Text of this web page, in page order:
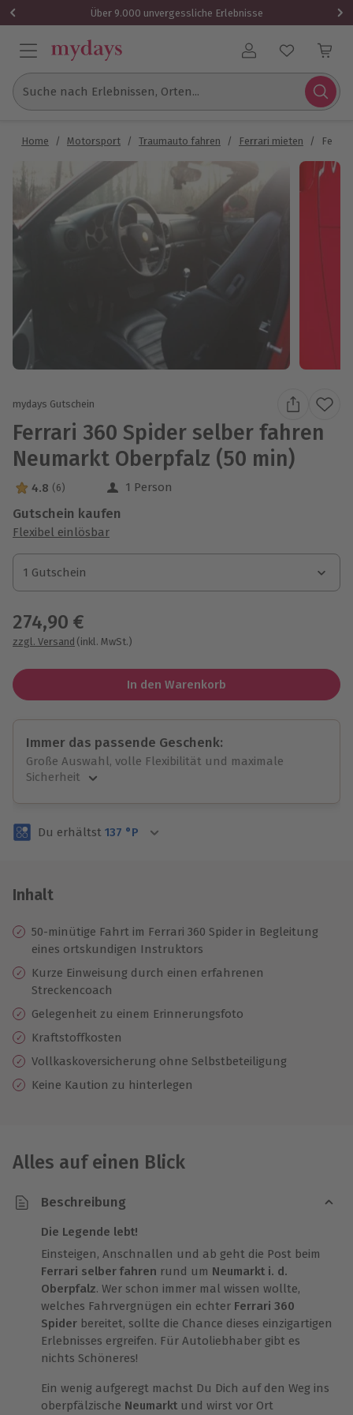
Über 9.000 unvergessliche Erlebnisse
Benutzerkonto
Suche nach Erlebnissen, Orten...
Home / Motorsport / Traumauto fahren / Ferrari mieten /
mydays Gutschein
Ferrari 360 Spider selber fahren
Neumarkt Oberpfalz (50 min)
4.8 Sterne von 5 aus 6 Bewertungen
4.8 (6) 1 Person
Gutschein kaufen
Flexibel einlösbar
1 Gutschein
1 Gutschein
1 Gutschein
274,90 €
zzgl. Versand (inkl. MwSt.)
In den Warenkorb
Immer das passende Geschenk:
Große Auswahl, volle Flexibilität und maximale
Sicherheit
Volle Flexibilität
3 Jahre gültig & verlängerbar.
Du erhältst 137 °P
Inhalt
50-minütige Fahrt im Ferrari 360 Spider in Begleitung
eines ortskundigen Instruktors
Kurze Einweisung durch einen erfahrenen
Streckencoach
Gelegenheit zu einem Erinnerungsfoto
Kraftstoffkosten
Vollkaskoversicherung ohne Selbstbeteiligung
Keine Kaution zu hinterlegen
Alles auf einen Blick
Beschreibung
Die Legende lebt!
Einsteigen, Anschnallen und ab geht die Post beim
Ferrari selber fahren rund um Neumarkt i. d.
Oberpfalz. Wer schon immer mal wissen wollte,
welches Fahrvergnügen ein echter Ferrari 360
Spider bereitet, sollte die Chance dieses einzigartigen
Erlebnisses ergreifen. Für Autoliebhaber gibt es
nichts Schöneres!
Ein wenig aufgeregt machst Du Dich auf den Weg ins
oberpfälzische Neumarkt und wirst vor Ort